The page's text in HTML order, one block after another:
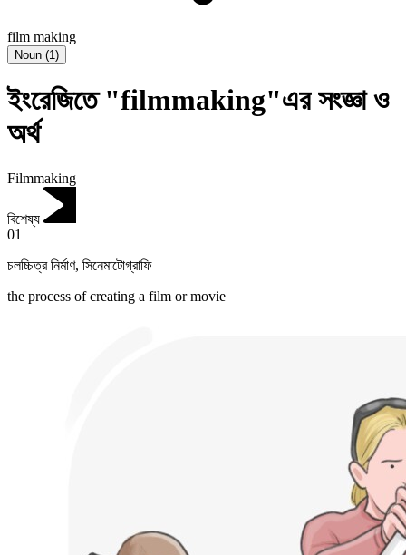
film making
Noun (1)
ইংরেজিতে "filmmaking"এর সংজ্ঞা ও
অর্থ
Filmmaking
বিশেষ্য
01
চলচ্চিত্র নির্মাণ, সিনেমাটোগ্রাফি
the process of creating a film or movie